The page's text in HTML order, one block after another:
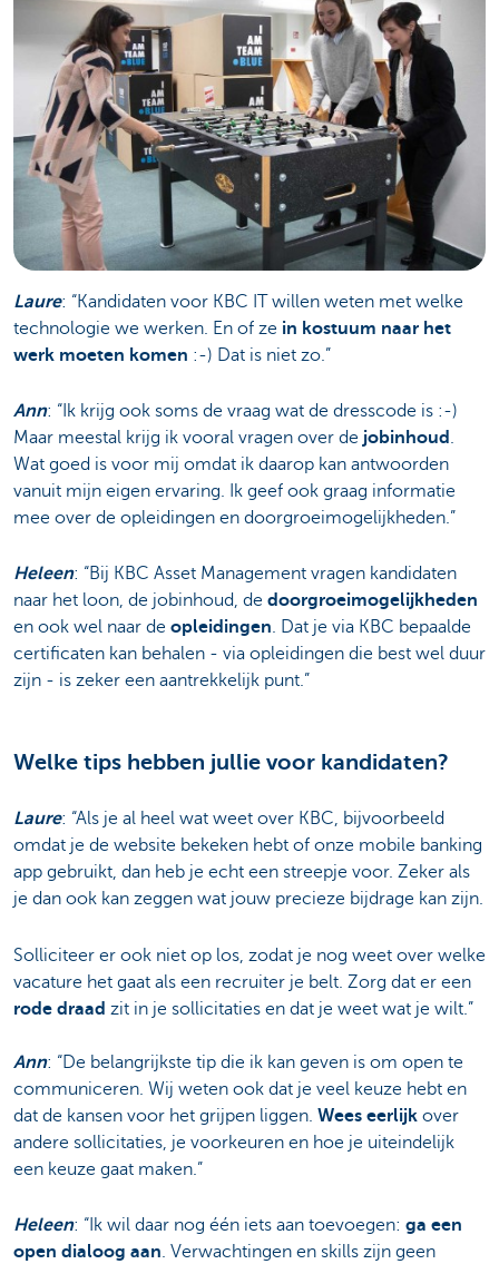
Laure: “Kandidaten voor KBC IT willen weten met welke
technologie we werken. En of ze in kostuum naar het
werk moeten komen :-) Dat is niet zo.”
Ann: “Ik krijg ook soms de vraag wat de dresscode is :-)
Maar meestal krijg ik vooral vragen over de jobinhoud .
Wat goed is voor mij omdat ik daarop kan antwoorden
vanuit mijn eigen ervaring. Ik geef ook graag informatie
mee over de opleidingen en doorgroeimogelijkheden.”
Heleen: “Bij KBC Asset Management vragen kandidaten
naar het loon, de jobinhoud, de doorgroeimogelijkheden
en ook wel naar de opleidingen. Dat je via KBC bepaalde
certificaten kan behalen - via opleidingen die best wel duur
zijn - is zeker een aantrekkelijk punt.”
Welke tips hebben jullie voor kandidaten?
Laure: “Als je al heel wat weet over KBC, bijvoorbeeld
omdat je de website bekeken hebt of onze mobile banking
app gebruikt, dan heb je echt een streepje voor. Zeker als
je dan ook kan zeggen wat jouw precieze bijdrage kan zijn.
Solliciteer er ook niet op los, zodat je nog weet over welke
vacature het gaat als een recruiter je belt. Zorg dat er een
rode draad zit in je sollicitaties en dat je weet wat je wilt.”
Ann: “De belangrijkste tip die ik kan geven is om open te
communiceren. Wij weten ook dat je veel keuze hebt en
dat de kansen voor het grijpen liggen. Wees eerlijk over
andere sollicitaties, je voorkeuren en hoe je uiteindelijk
een keuze gaat maken.”
Heleen: “Ik wil daar nog één iets aan toevoegen: ga een
open dialoog aan. Verwachtingen en skills zijn geen